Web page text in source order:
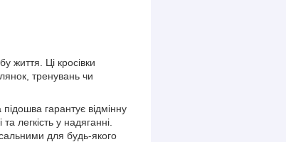
життя. Ці кросівки
тренувань чи
підошва гарантує відмінну
легкість у надяганні.
для будь-якого